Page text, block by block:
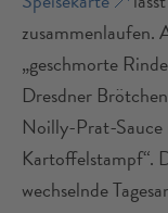
zusammenlaufen.
„geschmorte
Dresdner
Noilly-Prat-Sauce
Kartoffelstampf“.
wechselnde